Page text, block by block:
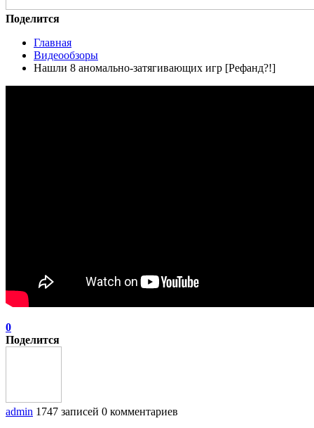
Поделится
Главная
Видеообзоры
Нашли 8 аномально-затягивающих игр [Рефанд?!]
0
Поделится
admin 1747 записей 0 комментариев